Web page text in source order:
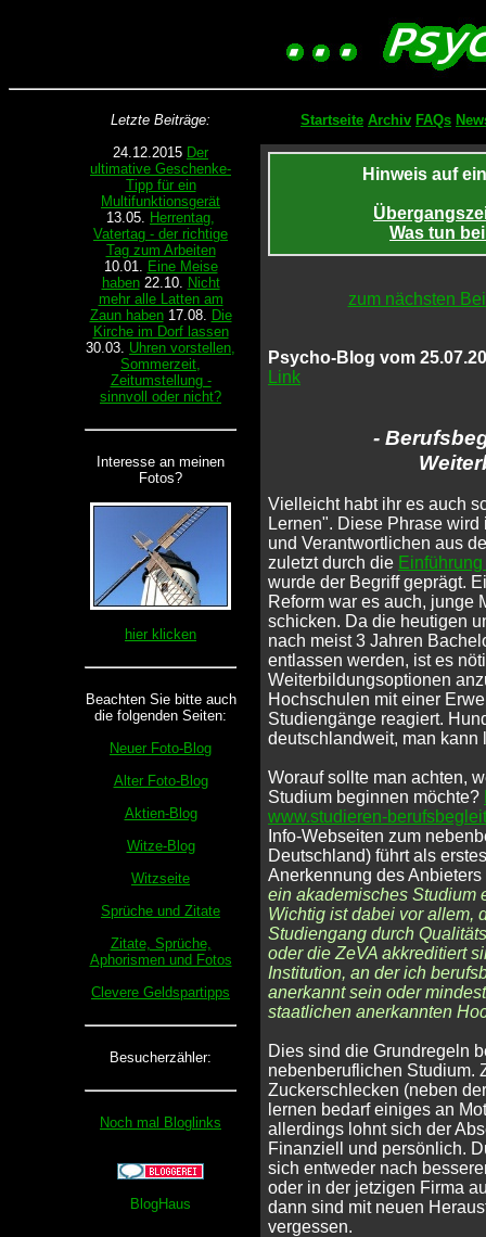
Letzte Beiträge:
24.12.2015 Der
ultimative Geschenke-
Tipp für ein
Multifunktionsgerät
13.05. Herrentag,
Vatertag - der richtige
Tag zum Arbeiten
10.01. Eine Meise
haben22.10. Nicht
mehr alle Latten am
Zaun haben17.08. Die
Kirche im Dorf lassen
30.03. Uhren vorstellen,
Sommerzeit,
Zeitumstellung -
sinnvoll oder nicht?
Interesse an meinen
Fotos?
hier klicken
Beachten Sie bitte auch
die folgenden Seiten:
Neuer Foto-Blog
Alter Foto-Blog
Aktien-Blog
Witze-Blog
Witzseite
Sprüche und Zitate
Zitate, Sprüche,
Aphorismen und Fotos
Clevere Geldspartipps
Besucherzähler:
Noch mal Bloglinks
Startseite Archiv FAQs
Hinweis auf
Was tun
zum nächsten
Psycho-Blog vom
Link
-
Vielleicht habt ihr es auch
Lernen". Diese Phrase
und Verantwortlichen aus
zuletzt durch die
wurde der Begriff geprägt.
Reform war es auch, junge
schicken. Da die heutigen
nach meist 3 Jahren
entlassen werden, ist es
Weiterbildungsoptionen
Hochschulen mit einer
Studiengänge reagiert.
deutschlandweit, man
Worauf sollte man achten,
Studium beginnen möchte?
www.studieren-
Info-Webseiten zum
Deutschland) führt als
Anerkennung des Anbieters
ein akademisches Studium
Wichtig ist dabei vor allem,
Studiengang durch
oder die ZeVA akkreditiert
Institution, an der ich
anerkannt sein oder
staatlichen anerkannten
Dies sind die Grundregeln
nebenberuflichen Studium.
Zuckerschlecken (neben
lernen bedarf einiges an
allerdings lohnt sich der
Finanziell und persönlich.
sich entweder nach
oder in der jetzigen Firma
dann sind mit neuen
vergessen.